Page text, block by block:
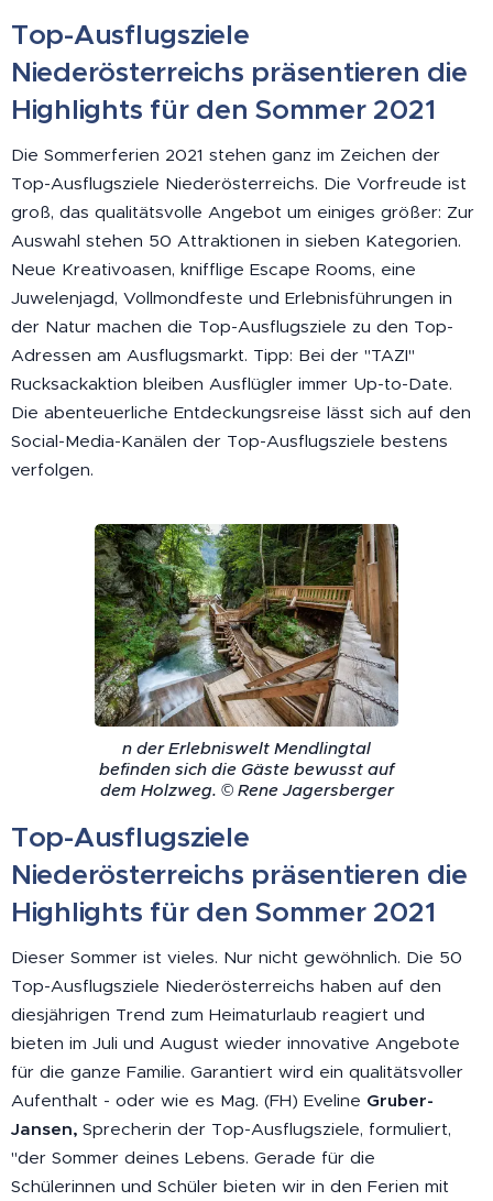
Top-Ausflugsziele
Niederösterreichs präsentieren die
Highlights für den Sommer 2021
Die Sommerferien 2021 stehen ganz im Zeichen der
Top-Ausflugsziele Niederösterreichs. Die Vorfreude ist
groß, das qualitätsvolle Angebot um einiges größer: Zur
Auswahl stehen 50 Attraktionen in sieben Kategorien.
Neue Kreativoasen, knifflige Escape Rooms, eine
Juwelenjagd, Vollmondfeste und Erlebnisführungen in
der Natur machen die Top-Ausflugsziele zu den Top-
Adressen am Ausflugsmarkt. Tipp: Bei der "TAZI"
Rucksackaktion bleiben Ausflügler immer Up-to-Date.
Die abenteuerliche Entdeckungsreise lässt sich auf den
Social-Media-Kanälen der Top-Ausflugsziele bestens
verfolgen.
n der Erlebniswelt Mendlingtal
befinden sich die Gäste bewusst auf
dem Holzweg. © Rene Jagersberger
Top-Ausflugsziele
Niederösterreichs präsentieren die
Highlights für den Sommer 2021
Dieser Sommer ist vieles. Nur nicht gewöhnlich. Die 50
Top-Ausflugsziele Niederösterreichs haben auf den
diesjährigen Trend zum Heimaturlaub reagiert und
bieten im Juli und August wieder innovative Angebote
für die ganze Familie. Garantiert wird ein qualitätsvoller
Aufenthalt - oder wie es Mag. (FH) Eveline Gruber-
Jansen, Sprecherin der Top-Ausflugsziele, formuliert,
"der Sommer deines Lebens. Gerade für die
Schülerinnen und Schüler bieten wir in den Ferien mit